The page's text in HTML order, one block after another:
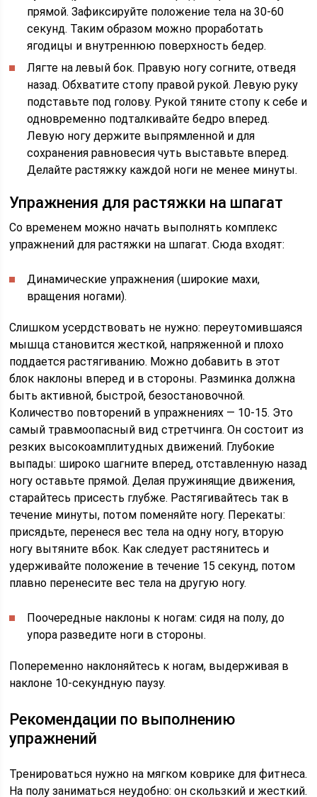
прямой. Зафиксируйте положение тела на 30-60
секунд. Таким образом можно проработать
ягодицы и внутреннюю поверхность бедер.
Лягте на левый бок. Правую ногу согните, отведя
назад. Обхватите стопу правой рукой. Левую руку
подставьте под голову. Рукой тяните стопу к себе и
одновременно подталкивайте бедро вперед.
Левую ногу держите выпрямленной и для
сохранения равновесия чуть выставьте вперед.
Делайте растяжку каждой ноги не менее минуты.
Упражнения для растяжки на шпагат
Со временем можно начать выполнять комплекс
упражнений для растяжки на шпагат. Сюда входят:
Динамические упражнения (широкие махи,
вращения ногами).
Слишком усердствовать не нужно: переутомившаяся
мышца становится жесткой, напряженной и плохо
поддается растягиванию. Можно добавить в этот
блок наклоны вперед и в стороны. Разминка должна
быть активной, быстрой, безостановочной.
Количество повторений в упражнениях — 10-15. Это
самый травмоопасный вид стретчинга. Он состоит из
резких высокоамплитудных движений. Глубокие
выпады: широко шагните вперед, отставленную назад
ногу оставьте прямой. Делая пружинящие движения,
старайтесь присесть глубже. Растягивайтесь так в
течение минуты, потом поменяйте ногу. Перекаты:
присядьте, перенеся вес тела на одну ногу, вторую
ногу вытяните вбок. Как следует растянитесь и
удерживайте положение в течение 15 секунд, потом
плавно перенесите вес тела на другую ногу.
Поочередные наклоны к ногам: сидя на полу, до
упора разведите ноги в стороны.
Попеременно наклоняйтесь к ногам, выдерживая в
наклоне 10-секундную паузу.
Рекомендации по выполнению
упражнений
Тренироваться нужно на мягком коврике для фитнеса.
На полу заниматься неудобно: он скользкий и жесткий.